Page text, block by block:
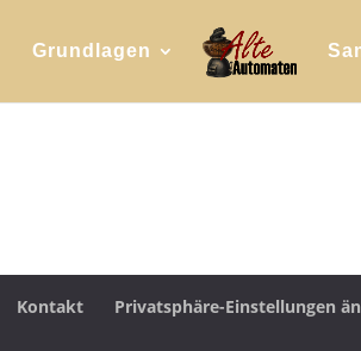
Grundlagen
Kontakt Privatsphäre-Einstellungen